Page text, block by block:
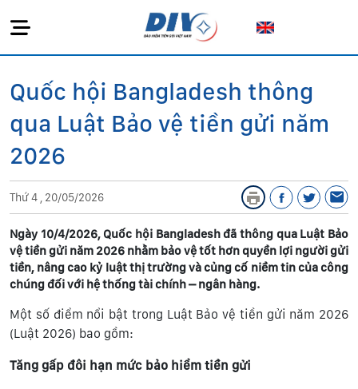
Quốc hội Bangladesh thông
qua Luật Bảo vệ tiền gửi năm
2026
Thứ 4 , 20/05/2026
Ngày 10/4/2026, Quốc hội Bangladesh đã thông qua Luật Bảo
vệ tiền gửi năm 2026 nhằm bảo vệ tốt hơn quyền lợi người gửi
tiền, nâng cao kỷ luật thị trường và củng cố niềm tin của công
chúng đối với hệ thống tài chính – ngân hàng.
Một số điểm nổi bật trong Luật Bảo vệ tiền gửi năm 2026
(Luật 2026) bao gồm:
Tăng gấp đôi hạn mức bảo hiểm tiền gửi